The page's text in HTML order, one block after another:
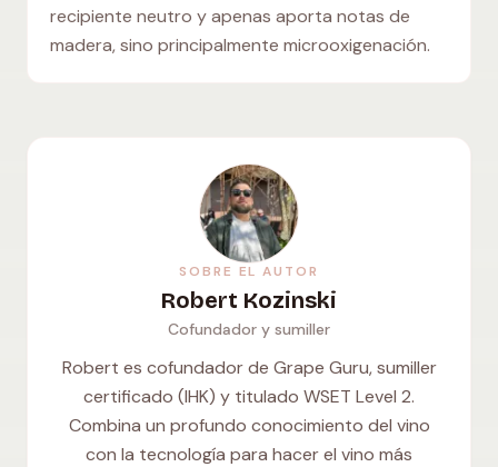
recipiente neutro y apenas aporta notas de
madera, sino principalmente microoxigenación.
SOBRE EL AUTOR
Robert Kozinski
Cofundador y sumiller
Robert es cofundador de Grape Guru, sumiller
certificado (IHK) y titulado WSET Level 2.
Combina un profundo conocimiento del vino
con la tecnología para hacer el vino más